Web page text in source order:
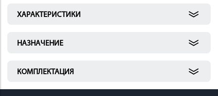
ХАРАКТЕРИСТИКИ
НАЗНАЧЕНИЕ
КОМПЛЕКТАЦИЯ